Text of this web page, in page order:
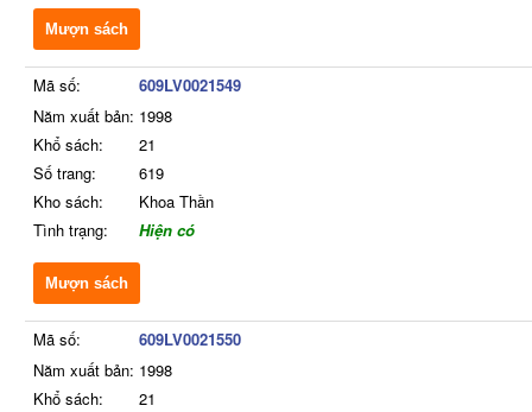
Mượn sách
Mã số:
609LV0021549
Năm xuất bản: 1998
Khổ sách:
21
Số trang:
619
Kho sách:
Khoa Thần
Tình trạng:
Hiện có
Mượn sách
Mã số:
609LV0021550
Năm xuất bản: 1998
Khổ sách:
21